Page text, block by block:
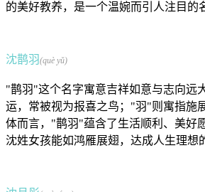
的美好教养，是一个温婉而引人注目的
沈鹊羽(què yǔ)
"鹊羽"这个名字寓意吉祥如意与志向远
运，常被视为报喜之鸟；"羽"则寓指施
体而言，"鹊羽"蕴含了生活顺利、美好
沈姓女孩能如鸿雁展翅，达成人生理想